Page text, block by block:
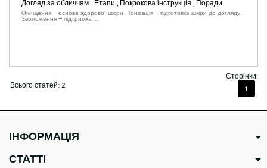
Догляд за обличчям : Етапи , Покрокова інструкція , Поради
Очищення — основа здорової шкіри , Тонізація — підготовка шкіри до догляду ,
Зволоження — підтримка ...
Всього статей: 2
Сторінки:
1
ІНФОРМАЦІЯ
СТАТТІ